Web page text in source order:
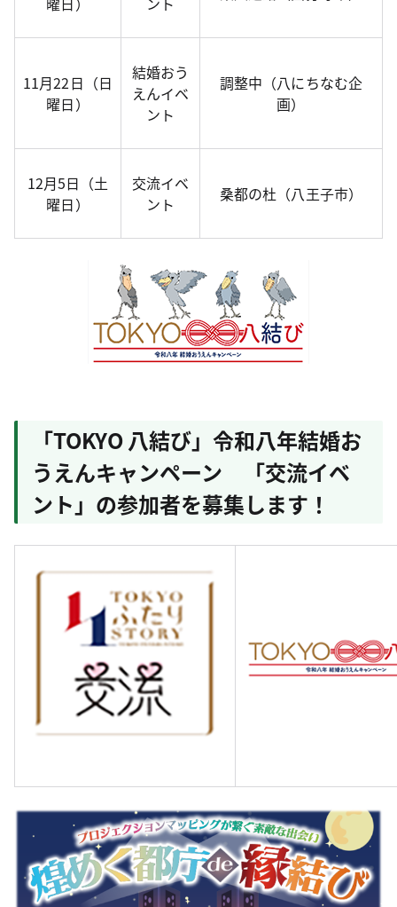
11月22日（日
曜日）
結婚おう
えんイベ
ント
調整中（八にちなむ企
画）
12月5日（土
曜日）
交流イベ
ント
桑都の杜（八王子市）
「TOKYO 八結び」令和八年結婚お
うえんキャンペーン 「交流イベ
ント」の参加者を募集します！